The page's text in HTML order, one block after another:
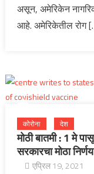
असून, अमेरिकेन
आहे. अमेरिकेतील रोग
कोरोना देश
मोठी बातमी : 1 मे
सरकारचा मोठा निर्णय
एप्रिल 19, 2021